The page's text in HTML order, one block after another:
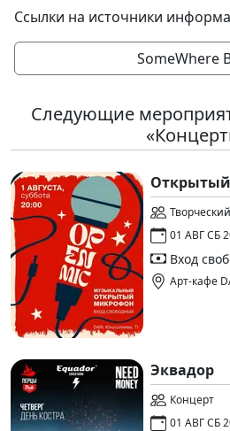
Ссылки на источники
SomeWhere
Следующие
01 АВГ СБ
Вход
Арт-кафе
Эквадор
Концерт
01 АВГ СБ